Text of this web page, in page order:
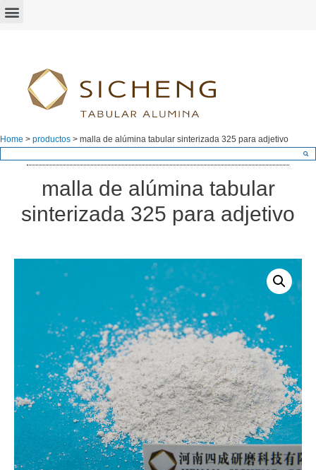
Home > productos > malla de alúmina tabular sinterizada 325 para adjetivo
malla de alúmina tabular
sinterizada 325 para adjetivo